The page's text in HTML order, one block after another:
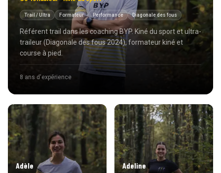
Trail / Ultra Formateur Performance Diagonale des fous
Référent trail dans les coaching BYP. Kiné du sport et ultra-
traileur (Diagonale des fous 2024), formateur kiné et
course à pied.
8 ans d'expérience
Adèle Adeline